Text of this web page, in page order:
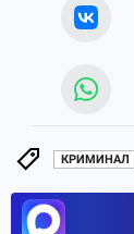
КРИМИНАЛ